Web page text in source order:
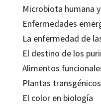
Microbiota humana
Enfermedades
La enfermedad de
El destino de los
Alimentos
Plantas transgénicos
El color en biología